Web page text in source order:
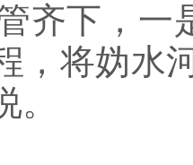
齐下，
，将妫水